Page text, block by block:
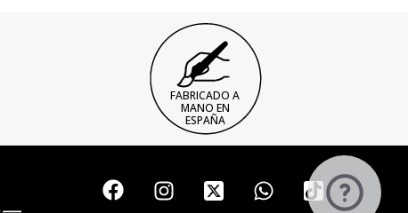
FABRICADO A
MANO EN
ESPAÑA